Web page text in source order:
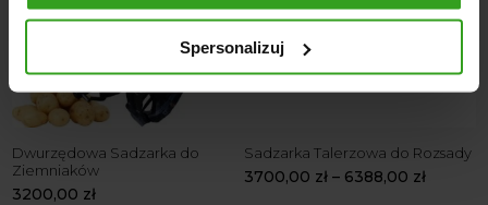
Spersonalizuj
Dwurzędowa Sadzarka do
Ziemniaków
3200,00 zł
Sadzarka Talerzowa do Rozsady
3700,00 zł – 6388,00 zł